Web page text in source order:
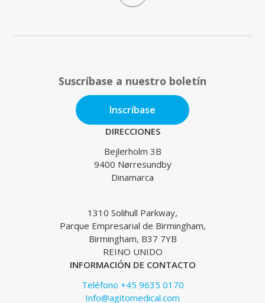
Suscríbase a nuestro boletín
Inscríbase
DIRECCIONES
Bejlerholm 3B
9400 Nørresundby
Dinamarca
1310 Solihull Parkway,
Parque Empresarial de Birmingham,
Birmingham, B37 7YB
REINO UNIDO
INFORMACIÓN DE CONTACTO
Teléfono +45 9635 0170
Info@agitomedical.com